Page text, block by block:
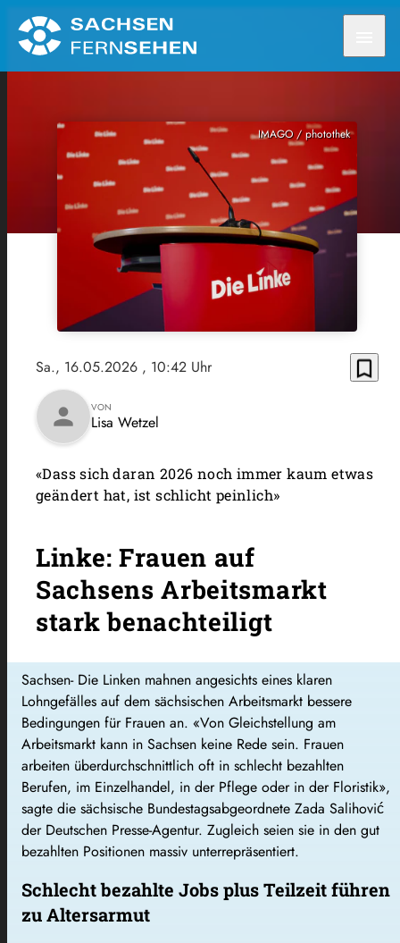
IMAGO / photothek
Sa., 16.05.2026 , 10:42 Uhr bookmark_border
person VON
Lisa Wetzel
«Dass sich daran 2026 noch immer kaum etwas
geändert hat, ist schlicht peinlich»
Linke: Frauen auf
Sachsens Arbeitsmarkt
stark benachteiligt
Sachsen- Die Linken mahnen angesichts eines klaren
Lohngefälles auf dem sächsischen Arbeitsmarkt bessere
Bedingungen für Frauen an. «Von Gleichstellung am
Arbeitsmarkt kann in Sachsen keine Rede sein. Frauen
arbeiten überdurchschnittlich oft in schlecht bezahlten
Berufen, im Einzelhandel, in der Pflege oder in der Floristik»,
sagte die sächsische Bundestagsabgeordnete Zada Salihović
der Deutschen Presse-Agentur. Zugleich seien sie in den gut
bezahlten Positionen massiv unterrepräsentiert.
Schlecht bezahlte Jobs plus Teilzeit führen
zu Altersarmut